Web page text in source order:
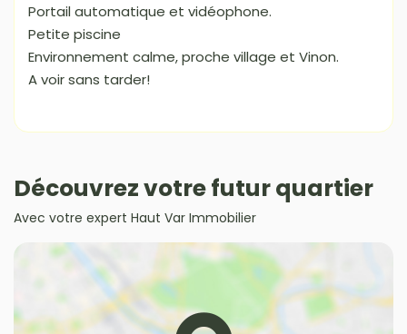
Portail automatique et vidéophone.
Petite piscine
Environnement calme, proche village et Vinon.
A voir sans tarder!
Découvrez votre futur quartier
Avec votre expert Haut Var Immobilier